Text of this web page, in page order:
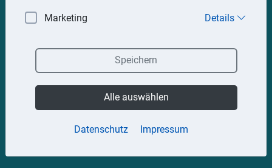
Marketing Details
Datenschutz Impressum
Speichern
Alle auswählen